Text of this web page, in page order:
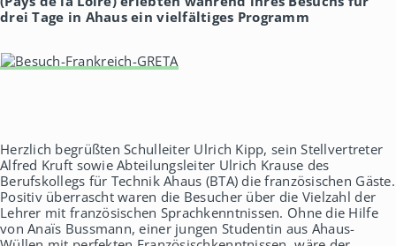
h
a
s
drei Tage in Ahaus ein vielfältiges Programm
Herzlich begrüßten Schulleiter Ulrich Kipp, sein Stellvertreter
Alfred Kruft sowie Abteilungsleiter Ulrich Krause des
Berufskollegs für Technik Ahaus (BTA) die französischen Gäste.
Positiv überrascht waren die Besucher über die Vielzahl der
Lehrer mit französischen Sprachkenntnissen. Ohne die Hilfe
von Anaïs Bussmann, einer jungen Studentin aus Ahaus-